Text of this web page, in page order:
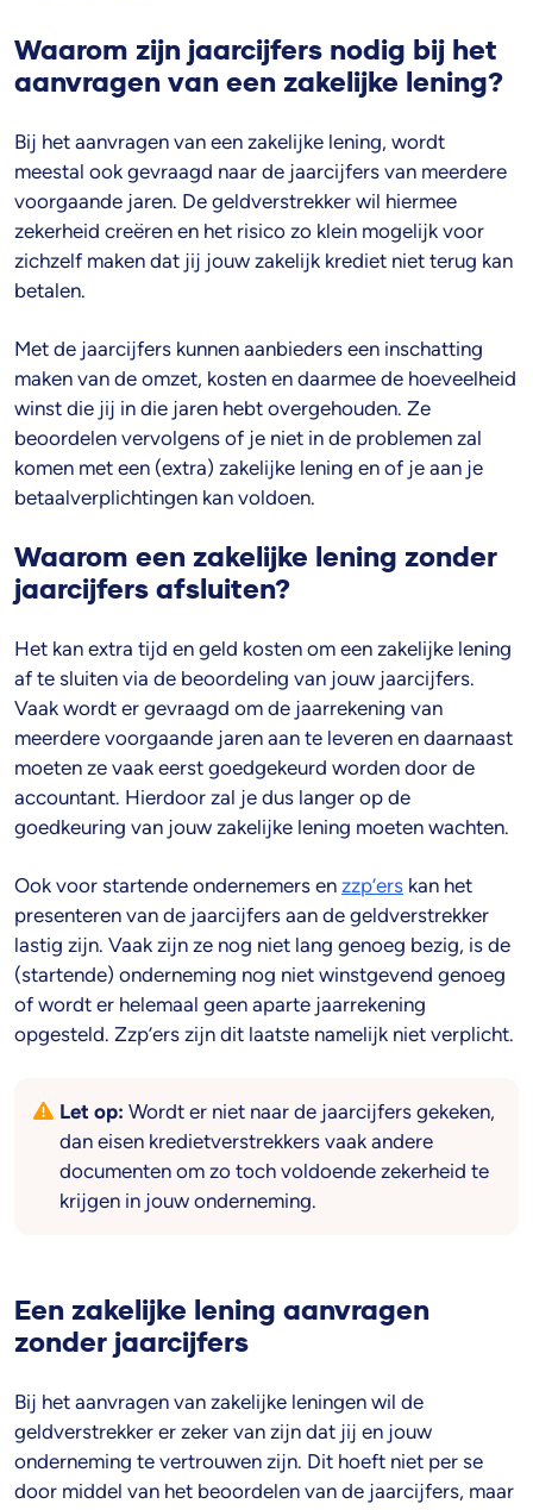
Waarom zijn jaarcijfers nodig bij het
aanvragen van een zakelijke lening?
Bij het aanvragen van een zakelijke lening, wordt
meestal ook gevraagd naar de jaarcijfers van meerdere
voorgaande jaren. De geldverstrekker wil hiermee
zekerheid creëren en het risico zo klein mogelijk voor
zichzelf maken dat jij jouw zakelijk krediet niet terug kan
betalen.
Met de jaarcijfers kunnen aanbieders een inschatting
maken van de omzet, kosten en daarmee de hoeveelheid
winst die jij in die jaren hebt overgehouden. Ze
beoordelen vervolgens of je niet in de problemen zal
komen met een (extra) zakelijke lening en of je aan je
betaalverplichtingen kan voldoen.
Waarom een zakelijke lening zonder
jaarcijfers afsluiten?
Het kan extra tijd en geld kosten om een zakelijke lening
af te sluiten via de beoordeling van jouw jaarcijfers.
Vaak wordt er gevraagd om de jaarrekening van
meerdere voorgaande jaren aan te leveren en daarnaast
moeten ze vaak eerst goedgekeurd worden door de
accountant. Hierdoor zal je dus langer op de
goedkeuring van jouw zakelijke lening moeten wachten.
Ook voor startende ondernemers en zzp’ers kan het
presenteren van de jaarcijfers aan de geldverstrekker
lastig zijn. Vaak zijn ze nog niet lang genoeg bezig, is de
(startende) onderneming nog niet winstgevend genoeg
of wordt er helemaal geen aparte jaarrekening
opgesteld. Zzp’ers zijn dit laatste namelijk niet verplicht.
Let op: Wordt er niet naar de jaarcijfers gekeken,
dan eisen kredietverstrekkers vaak andere
documenten om zo toch voldoende zekerheid te
krijgen in jouw onderneming.
Een zakelijke lening aanvragen
zonder jaarcijfers
Bij het aanvragen van zakelijke leningen wil de
geldverstrekker er zeker van zijn dat jij en jouw
onderneming te vertrouwen zijn. Dit hoeft niet per se
door middel van het beoordelen van de jaarcijfers, maar